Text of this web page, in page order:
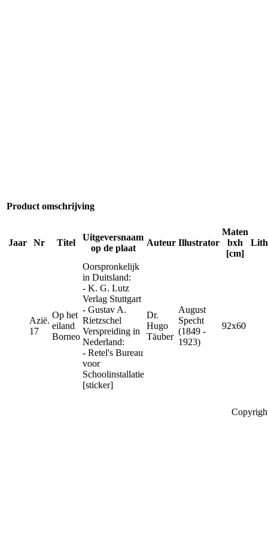
Product omschrijving
Jaar Nr Titel
Uitgeversnaam
op de plaat
Auteur Illustrator
Maten
bxh
[cm]
Azië.
17
Op het
eiland
Borneo
Oorspronkelijk
in Duitsland:
- K. G. Lutz
Verlag Stuttgart
- Gustav A.
Rietzschel
Verspreiding in
Nederland:
- Retel's Bureau
voor
Schoolinstallatie
[sticker]
Dr.
Hugo
Täuber
August
Specht
(1849 -
1923)
92x60